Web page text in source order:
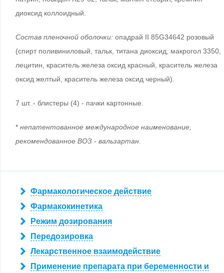
диоксид коллоидный.
Состав пленочной оболочки: опадрай II 85G34642 розовый
(спирт поливиниловый, тальк, титана диоксид, макрогол 3350,
лецитин, краситель железа оксид красный, краситель железа
оксид желтый, краситель железа оксид черный).
7 шт. - блистеры (4) - пачки картонные.
* непатентованное международное наименование,
рекомендованное ВОЗ - вальзартан.
Фармакологическое действие
Фармакокинетика
Режим дозирования
Передозировка
Лекарственное взаимодействие
Применение препарата при беременности и